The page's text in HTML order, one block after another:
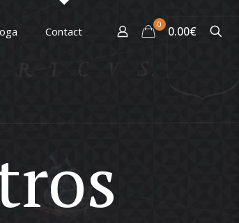
Contact
0 0.00€